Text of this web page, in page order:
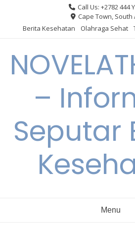
content
Call Us: +2782 444
Cape Town, South
Berita Kesehatan
Olahraga Sehat
–
Seputar
Menu